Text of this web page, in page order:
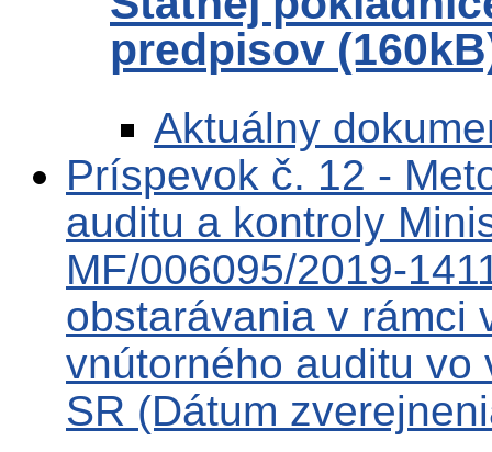
predpisov
Aktuálny
Príspevok č. 12 -
auditu a kontroly
MF/006095/2019-
obstarávania v rámci
vnútorného auditu
SR (Dátum